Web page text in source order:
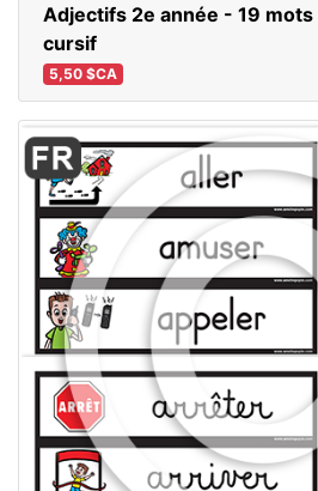
Adjectifs 2e année - 19
cursif
5,50 $CA